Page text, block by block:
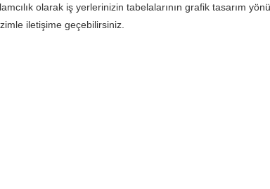
olarak iş yerlerinizin tabelalarının grafik tasarım
iletişime geçebilirsiniz.